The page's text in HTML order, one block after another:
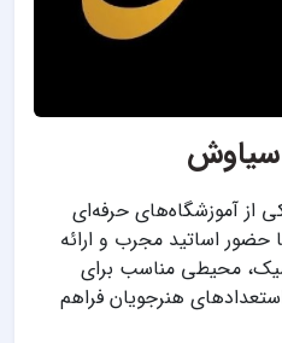
سیاوش
از آموزشگاه‌های حرفه‌ای
اساتید مجرب و ارائه
محیطی مناسب برای
هنرجویان فراهم